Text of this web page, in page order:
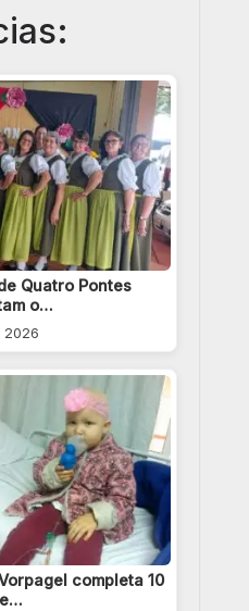
Quatro Pontes
o…
2026
completa 10